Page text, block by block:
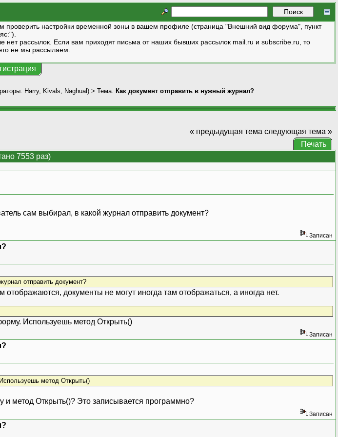
проверить настройки временной зоны в вашем профиле (страница "Внешний вид форума", пункт
нет рассылок. Если вам приходят письма от наших бывших рассылок mail.ru и subscribe.ru, то
не мы рассылаем.
Harry, Kivals Naghual) > Тема: Как документ отправить в нужный журнал?
« предыдущая тема следующая тема »
Печать
7553 раз)
сам выбирал, в какой журнал отправить документ?
Записан
отправить документ?
документы не могут иногда там отображаться, а иногда нет.
Используешь метод Открыть()
Записан
метод Открыть()
и метод Открыть()? Это записывается программно?
Записан